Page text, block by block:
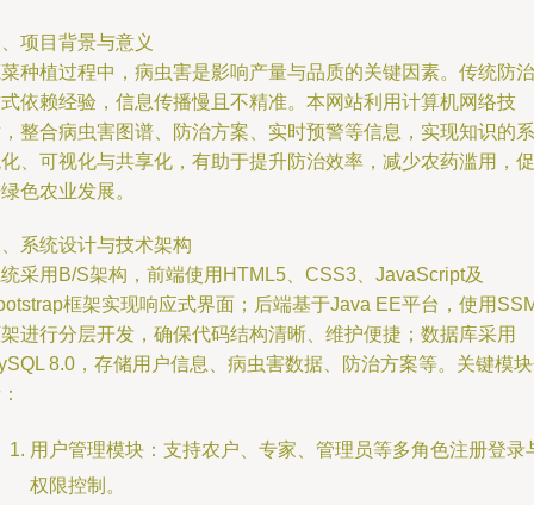
项目背景与意义
种植过程中，病虫害是影响产量与品质的关键因素。传统防治
依赖经验，信息传播慢且不精准。本网站利用计算机网络技
整合病虫害图谱、防治方案、实时预警等信息，实现知识的系
、可视化与共享化，有助于提升防治效率，减少农药滥用，促
色农业发展。
系统设计与技术架构
采用B/S架构，前端使用HTML5、CSS3、JavaScript及
框架实现响应式界面；后端基于Java EE平台，使用
进行分层开发，确保代码结构清晰、维护便捷；数据库采用
8.0，存储用户信息、病虫害数据、防治方案等。关键模
用户管理模块：支持农户、专家、管理员等多角色注册登录
权限控制。